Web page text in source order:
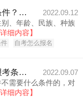
自考专科要什么条件？怎么报名？
2022.09.12
、年龄、民族、种族
详细内容】
件 自考怎么报名
广州自考大专的报考条件有哪些？
2022.09.07
需要什么条件的，对
详细内容】